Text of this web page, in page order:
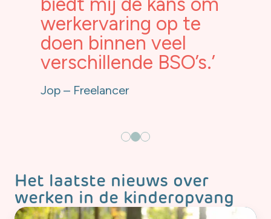
werkervaring op te
doen binnen veel
verschillende BSO’s.’
Jop – Freelancer
Het laatste nieuws over
werken in de kinderopvang